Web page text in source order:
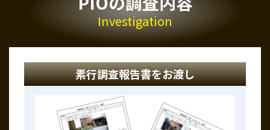
Investigation
素行調査報告書をお渡し